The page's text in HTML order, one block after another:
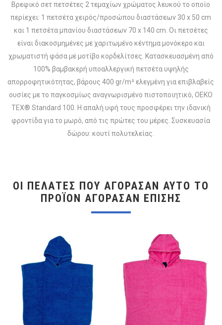
Βρεφικό σετ πετσέτες 2 τεμαχίων χρώματος λευκού το οποίο
περίεχει: 1 πετσέτα χειρός/προσώπου διαστάσεων 30 x 50 cm
και 1 πετσέτα μπανίου διαστάσεων 70 x 140 cm. Οι πετσέτες
είναι διακοσμημένες με χαριτωμένο κέντημα μονόκερο και
χρωματιστή φάσα με μοτίβο κορδελίτσες. Κατασκευασμένη από
100% βαμβακερή υποαλλεργική πετσέτα υψηλής
απορροφητικότητας, βάρους 400 gr/m² ελεγμένη για επιβλαβείς
ουσίες με το παγκοσμίως αναγνωρισμένο πιστοποιητικό, OEKO
TEX® Standard 100. Η απαλή υφή τους προσφέρει την ιδανική
φροντίδα για το μωρό, από τις πρώτες του μέρες. Συσκευασία
δώρου: κουτί πολυτελείας.
ΟΙ ΠΕΛΆΤΕΣ ΠΟΥ ΑΓΌΡΑΣΑΝ ΑΥΤΌ ΤΟ
ΠΡΟΪΌΝ ΑΓΌΡΑΣΑΝ ΕΠΊΣΗΣ